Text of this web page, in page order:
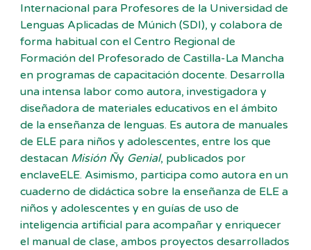
Internacional para Profesores de la Universidad de
Lenguas Aplicadas de Múnich (SDI), y colabora de
forma habitual con el Centro Regional de
Formación del Profesorado de Castilla-La Mancha
en programas de capacitación docente. Desarrolla
una intensa labor como autora, investigadora y
diseñadora de materiales educativos en el ámbito
de la enseñanza de lenguas. Es autora de manuales
de ELE para niños y adolescentes, entre los que
destacan Misión Ñy Genial, publicados por
enclaveELE. Asimismo, participa como autora en un
cuaderno de didáctica sobre la enseñanza de ELE a
niños y adolescentes y en guías de uso de
inteligencia artificial para acompañar y enriquecer
el manual de clase, ambos proyectos desarrollados